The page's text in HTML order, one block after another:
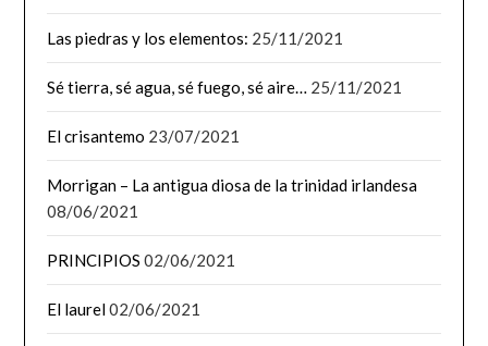
Las piedras y los elementos: 25/11/2021
Sé tierra, sé agua, sé fuego, sé aire… 25/11/2021
El crisantemo 23/07/2021
Morrigan – La antigua diosa de la trinidad irlandesa
08/06/2021
PRINCIPIOS 02/06/2021
El laurel02/06/2021